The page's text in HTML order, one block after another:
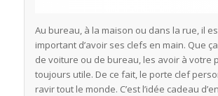
Au bureau, à la maison ou dans la rue, il
important d’avoir ses clefs en main. Que
de voiture ou de bureau, les avoir à votre
toujours utile. De ce fait, le porte clef
ravir tout le monde. C’est l’idée cadeau